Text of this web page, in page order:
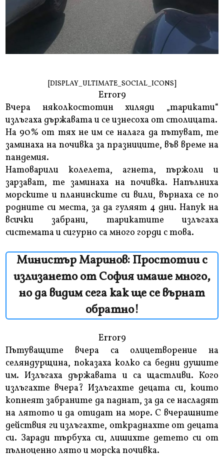
[DISPLAY_ULTIMATE_SOCIAL_ICONS]
Error9
Вчера няколкостотин хиляди „тарикати“
излъгаха държавата и се изнесоха от столицата.
На 90% от тях не им се налага да пътуват, те
заминаха на почивка за празниците, във време на
пандемия.
Натоварили колелета, агнета, пържоли и
зарзават, те заминаха на почивка. Напълниха
морските и планинските си вили, върнаха се по
родните си места, за да гуляят 4 дни. Напук на
всички забрани, тарикатите излъгаха
системата и сигурно са много горди с това.
Министър Маринов: Простотии с
излизането от София имаше много,
но да видим сега как ще се върнат
обратно!
Error9
Пътуващите вчера са олицетворение на
селяндурщина, показаха колко са бедни душите
им. Излъгаха държавата и са щастливи. Кого
излъгахте вчера? Излъгахте децата си, които
копнеят забраните да паднат, за да се насладят
на лятото и да отидат на море. С вчерашните
действия ги излъгахте, откраднахте от децата
си. Заради търбуха си, лишихте детето си от
пълноценно лято и морска почивка.